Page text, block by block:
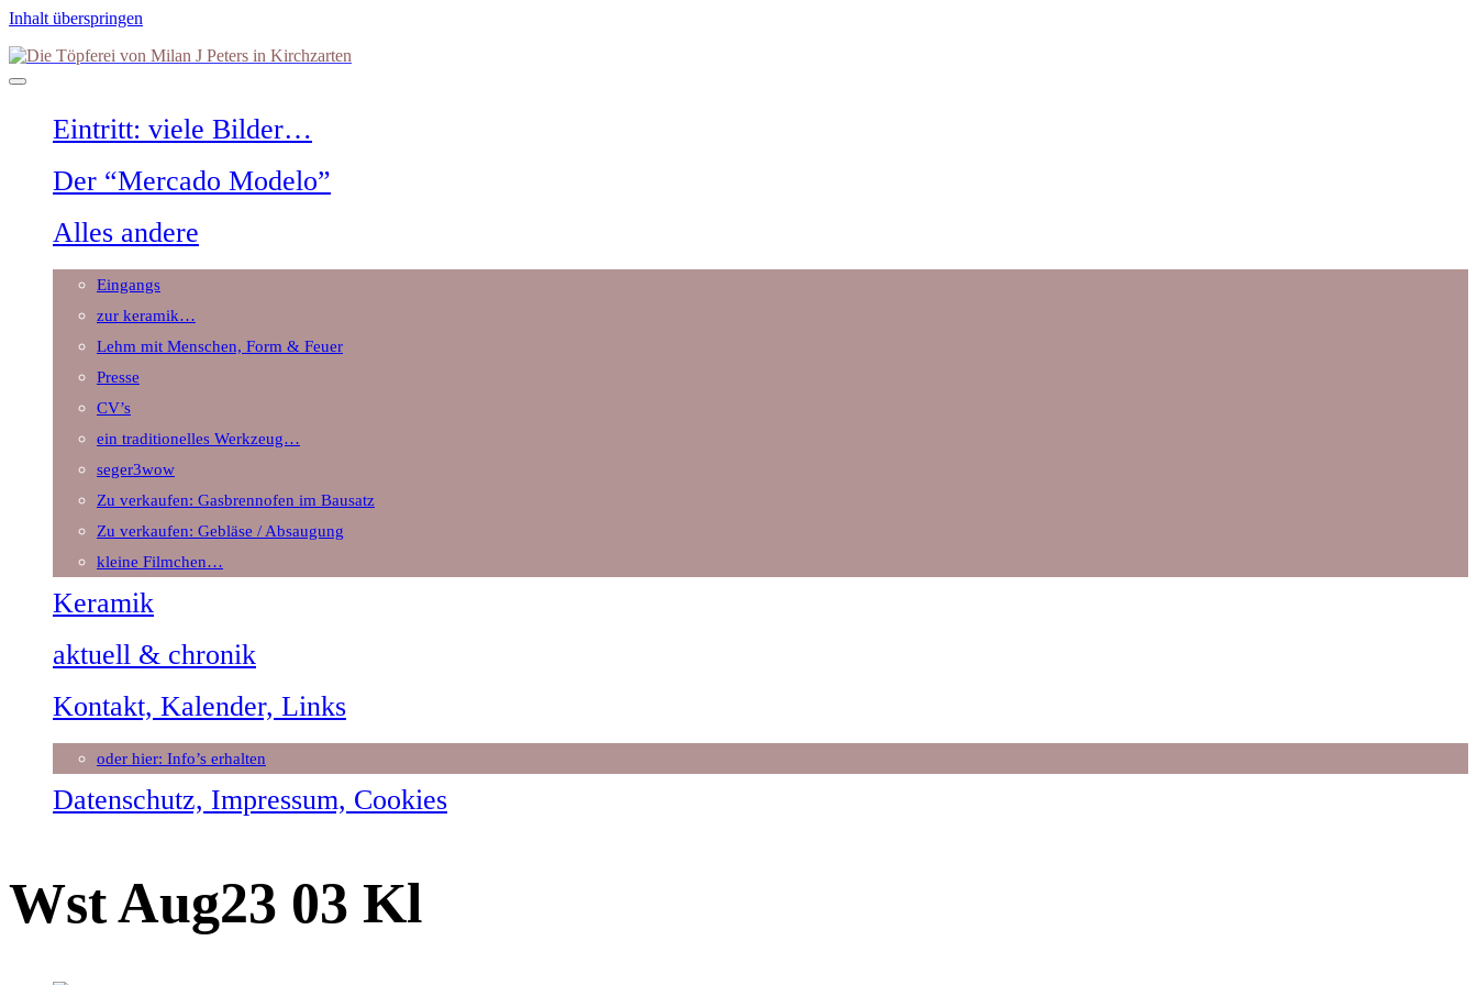
Inhalt überspringen
Die
Töpferei
Kirchzarten
Eintritt: viele Bilder…
Der “Mercado Modelo”
Alles andere
Eingangs
zur keramik…
Lehm mit Menschen, Form & Feuer
Presse
CV’s
ein traditionelles Werkzeug…
seger3wow
Zu verkaufen: Gasbrennofen im Bausatz
Zu verkaufen: Gebläse / Absaugung
kleine Filmchen…
Keramik
aktuell & chronik
Kontakt, Kalender, Links
oder hier: Info’s erhalten
Datenschutz, Impressum, Cookies
Wst Aug23 03 Kl